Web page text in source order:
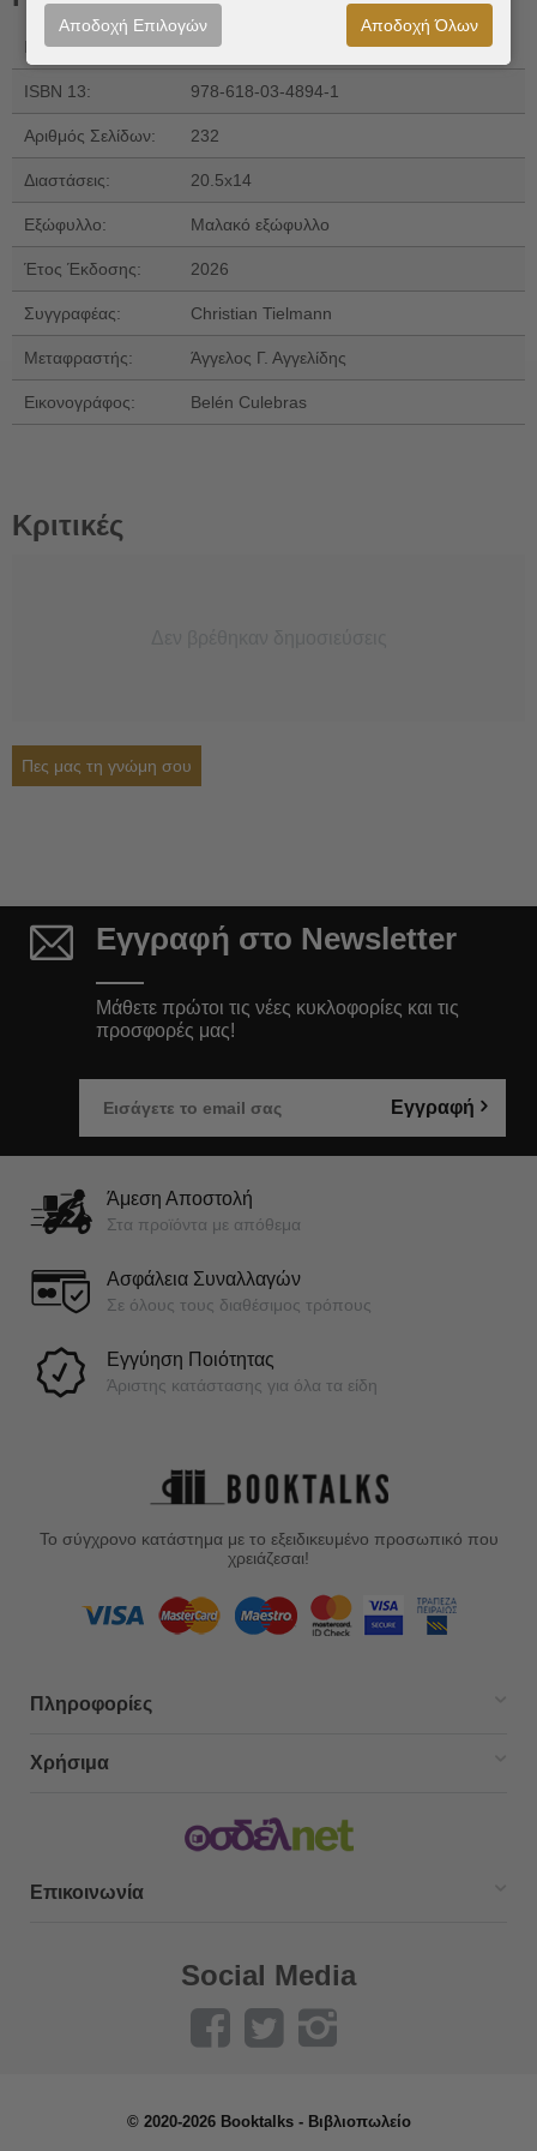
Εκδόσεις: Μεταίχμιο
ISBN 13: 978-618-03-4894-1
Αριθμός Σελίδων: 232
Διαστάσεις: 20.5x14
Εξώφυλλο: Μαλακό εξώφυλλο
Έτος Έκδοσης: 2026
Συγγραφέας: Christian Tielmann
Μεταφραστής: Άγγελος Γ. Αγγελίδης
Εικονογράφος: Belén Culebras
Κριτικές
Πες μας τη γνώμη σου
Εγγραφή στο Newsletter
Μάθετε πρώτοι τις νέες κυκλοφορίες και τις
προσφορές μας!
Εγγραφή
Άμεση Αποστολή
Στα προϊόντα με απόθεμα
Ασφάλεια Συναλλαγών
Σε όλους τους διαθέσιμος τρόπους
Εγγύηση Ποιότητας
Άριστης κατάστασης για όλα τα είδη
Το σύγχρονο κατάστημα με το εξειδικευμένο προσωπικό που
χρειάζεσαι!
Πληροφορίες
Χρήσιμα
Επικοινωνία
Social Media
© 2020-2026 Booktalks - Βιβλιοπωλείο
Αποδοχή Επιλογών Αποδοχή Όλων